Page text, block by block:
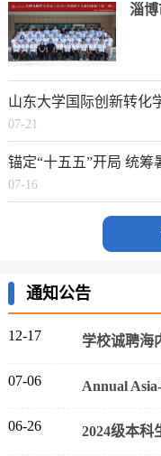
山东大学国际创新转化
07-21
锚定“十五五”开局 统
开学期末工作会议
07-16
通知公告
12-17 学校诚聘海
07-06
06-26 2024级本科